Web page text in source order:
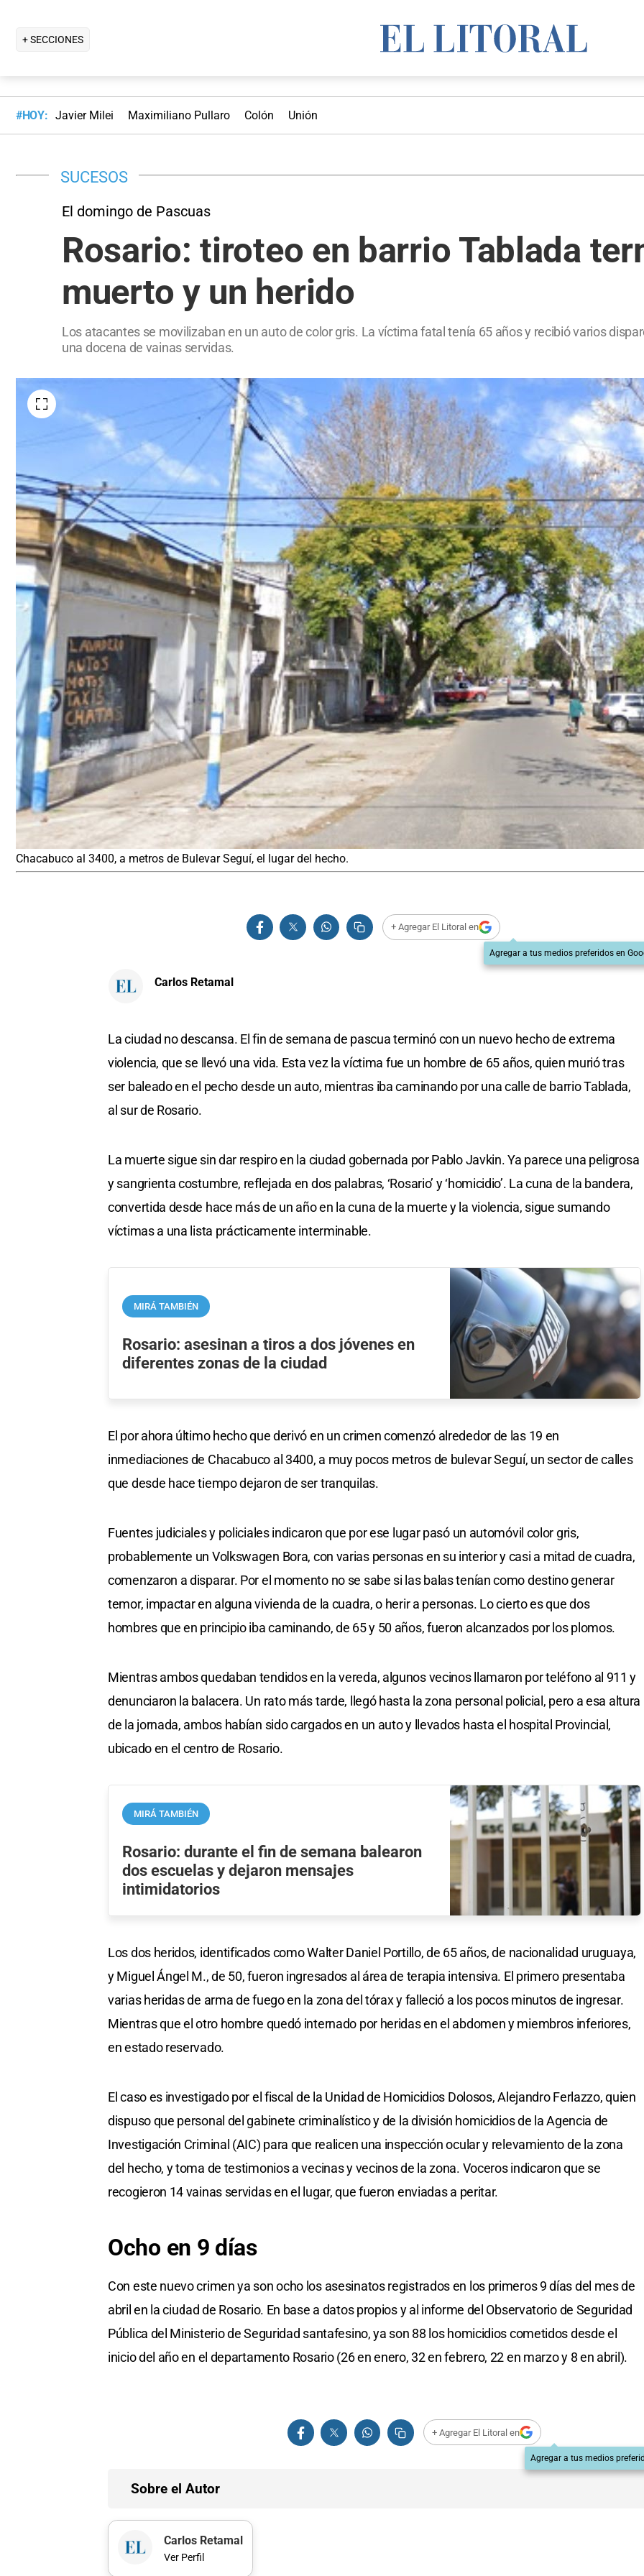
+ SECCIONES
#HOY: Javier Milei Maximiliano Pullaro Colón Unión
SUCESOS
El domingo de Pascuas
Rosario: tiroteo en barrio Tablada
muerto y un herido
Los atacantes se movilizaban en un auto de color gris. La víctima fatal tenía 65 años y recibió varios
una docena de vainas servidas.
Chacabuco al 3400, a metros de Bulevar Seguí, el lugar del hecho.
+ Agregar El Litoral en
Agregar a tus medios preferidos en
Carlos Retamal
La ciudad no descansa. El fin de semana de pascua terminó con un nuevo hecho de extrema
violencia, que se llevó una vida. Esta vez la víctima fue un hombre de 65 años, quien murió tras
ser baleado en el pecho desde un auto, mientras iba caminando por una calle de barrio Tablada,
al sur de Rosario.
La muerte sigue sin dar respiro en la ciudad gobernada por Pablo Javkin. Ya parece una peligrosa
y sangrienta costumbre, reflejada en dos palabras, ‘Rosario’ y ‘homicidio’. La cuna de la bandera,
convertida desde hace más de un año en la cuna de la muerte y la violencia, sigue sumando
víctimas a una lista prácticamente interminable.
MIRÁ TAMBIÉN
Rosario: asesinan a tiros a dos jóvenes en
diferentes zonas de la ciudad
El por ahora último hecho que derivó en un crimen comenzó alrededor de las 19 en
inmediaciones de Chacabuco al 3400, a muy pocos metros de bulevar Seguí, un sector de calles
que desde hace tiempo dejaron de ser tranquilas.
Fuentes judiciales y policiales indicaron que por ese lugar pasó un automóvil color gris,
probablemente un Volkswagen Bora, con varias personas en su interior y casi a mitad de cuadra,
comenzaron a disparar. Por el momento no se sabe si las balas tenían como destino generar
temor, impactar en alguna vivienda de la cuadra, o herir a personas. Lo cierto es que dos
hombres que en principio iba caminando, de 65 y 50 años, fueron alcanzados por los plomos.
Mientras ambos quedaban tendidos en la vereda, algunos vecinos llamaron por teléfono al 911 y
denunciaron la balacera. Un rato más tarde, llegó hasta la zona personal policial, pero a esa altura
de la jornada, ambos habían sido cargados en un auto y llevados hasta el hospital Provincial,
ubicado en el centro de Rosario.
MIRÁ TAMBIÉN
Rosario: durante el fin de semana balearon
dos escuelas y dejaron mensajes
intimidatorios
Los dos heridos, identificados como Walter Daniel Portillo, de 65 años, de nacionalidad uruguaya,
y Miguel Ángel M., de 50, fueron ingresados al área de terapia intensiva. El primero presentaba
varias heridas de arma de fuego en la zona del tórax y falleció a los pocos minutos de ingresar.
Mientras que el otro hombre quedó internado por heridas en el abdomen y miembros inferiores,
en estado reservado.
El caso es investigado por el fiscal de la Unidad de Homicidios Dolosos, Alejandro Ferlazzo, quien
dispuso que personal del gabinete criminalístico y de la división homicidios de la Agencia de
Investigación Criminal (AIC) para que realicen una inspección ocular y relevamiento de la zona
del hecho, y toma de testimonios a vecinas y vecinos de la zona. Voceros indicaron que se
recogieron 14 vainas servidas en el lugar, que fueron enviadas a peritar.
Ocho en 9 días
Con este nuevo crimen ya son ocho los asesinatos registrados en los primeros 9 días del mes de
abril en la ciudad de Rosario. En base a datos propios y al informe del Observatorio de Seguridad
Pública del Ministerio de Seguridad santafesino, ya son 88 los homicidios cometidos desde el
inicio del año en el departamento Rosario (26 en enero, 32 en febrero, 22 en marzo y 8 en abril).
+ Agregar El Litoral en
Agregar a tus medios
Sobre el Autor
Carlos Retamal
Ver Perfil